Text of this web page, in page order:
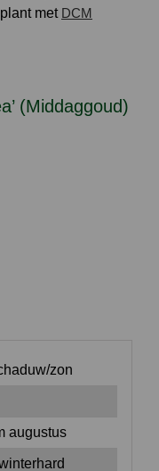
(Middaggoud)
met DCM
zon
augustus